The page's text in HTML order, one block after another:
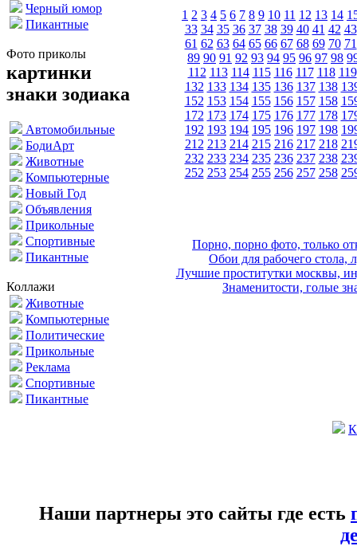
Черный юмор
Пикантные
Фото приколы
картинки
знаки зодиака
Автомобильные
БодиАрт
Животные
Компьютерные
Новый Год
Объявления
Прикольные
Спортивные
Пикантные
Коллажи
Животные
Компьютерные
Политические
Прикольные
Реклама
Спортивные
Пикантные
1 2 3 4 5 6 7 8 9 10 11 12 13 14
33 34 35 36 37 38 39 40 41 42 43
61 62 63 64 65 66 67 68 69 70 71
89 90 91 92 93 94 95 96 97 98
112 113 114 115 116 117 118 119
132 133 134 135 136 137 138
152 153 154 155 156 157 158
172 173 174 175 176 177 178
192 193 194 195 196 197 198
212 213 214 215 216 217 218
232 233 234 235 236 237 238
252 253 254 255 256 257 258
Порно, порно фото, только
Обои для рабочего стола,
Лучшие проститутки москвы,
Знаменитости, голые
Наши партнеры это сайты где есть